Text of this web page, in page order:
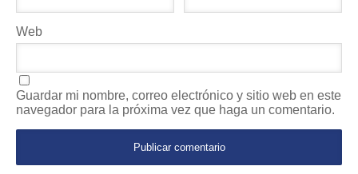
Web
Guardar mi nombre, correo electrónico y sitio web en este
navegador para la próxima vez que haga un comentario.